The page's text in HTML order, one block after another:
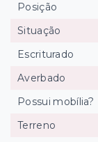
Posição
Situação
Escriturado
Averbado
Possui mobília?
Terreno